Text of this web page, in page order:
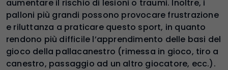
aumentare il rischio di lesioni o traumi. Inoltre, i
palloni più grandi possono provocare frustrazione
e riluttanza a praticare questo sport, in quanto
rendono più difficile l’apprendimento delle basi del
gioco della pallacanestro (rimessa in gioco, tiro a
canestro, passaggio ad un altro giocatore, ecc.).